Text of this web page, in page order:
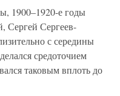
1900–1920-е годы
Сергей Сергеев-
с середины
средоточием
таковым вплоть до